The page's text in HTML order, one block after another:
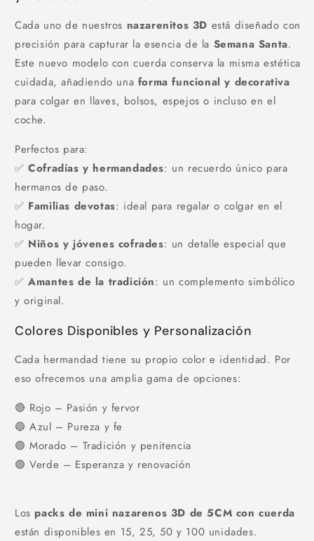
Cada uno de nuestros nazarenitos 3D está diseñado con
precisión para capturar la esencia de la Semana Santa.
Este nuevo modelo con cuerda conserva la misma estética
cuidada, añadiendo una forma funcional y decorativa
para colgar en llaves, bolsos, espejos o incluso en el
coche.
Perfectos para:
✅Cofradías y hermandades: un recuerdo único para
hermanos de paso.
✅ Familias devotas: ideal para regalar o colgar en el
hogar.
✅ Niños y jóvenes cofrades: un detalle especial que
pueden llevar consigo.
✅Amantes de la tradición: un complemento simbólico
y original.
Colores Disponibles y Personalización
Cada hermandad tiene su propio color e identidad. Por
eso ofrecemos una amplia gama de opciones:
🔴 Rojo – Pasión y fervor
🔵 Azul – Pureza y fe
🟣 Morado – Tradición y penitencia
🟢 Verde – Esperanza y renovación
Los packs de mini nazarenos 3D de 5CM con cuerda
están disponibles en 15, 25, 50 y 100 unidades.